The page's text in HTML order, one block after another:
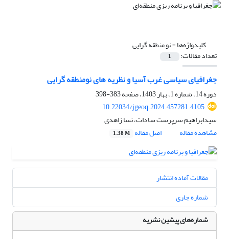
کلیدواژه‌ها =نو منطقه گرایی
تعداد مقالات: 1
جغرافیای سیاسی غرب آسیا و نظریه های نومنطقه گرایی
دوره 14، شماره 1، بهار 1403، صفحه
383-398
10.22034/jgeoq.2024.457281.4105
سیدابراهیم سرپرست سادات، نسا زاهدی
مشاهده مقاله
اصل مقاله 1.38 M
مقالات آماده انتشار
شماره جاری
شماره‌های پیشین نشریه